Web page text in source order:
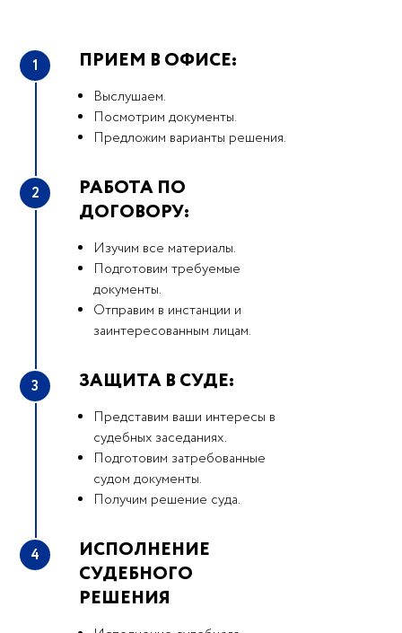
1 ПРИЕМ В ОФИСЕ:
Выслушаем.
Посмотрим документы.
Предложим варианты решения.
2
РАБОТА ПО
ДОГОВОРУ:
Изучим все материалы.
Подготовим требуемые
документы.
Отправим в инстанции и
заинтересованным лицам.
3 ЗАЩИТА В СУДЕ:
Представим ваши интересы в
судебных заседаниях.
Подготовим затребованные
судом документы.
Получим решение суда.
4
ИСПОЛНЕНИЕ
СУДЕБНОГО
РЕШЕНИЯ